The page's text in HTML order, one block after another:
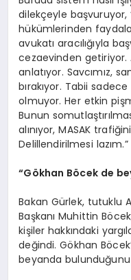
dilekçeyle başvuruyor,
hükümlerinden
avukatı aracılığıyla
cezaevinden getiriyor.
anlatıyor. Savcımız,
bırakıyor. Tabii
olmuyor. Her etkin
Bunun
alınıyor, MASAK
Delillendirilmesi lazım.”
“Gökhan Böcek de
Bakan Gürlek, tutuklu
Başkanı Muhittin
kişiler hakkındaki
değindi. Gökhan
beyanda bulunduğunu